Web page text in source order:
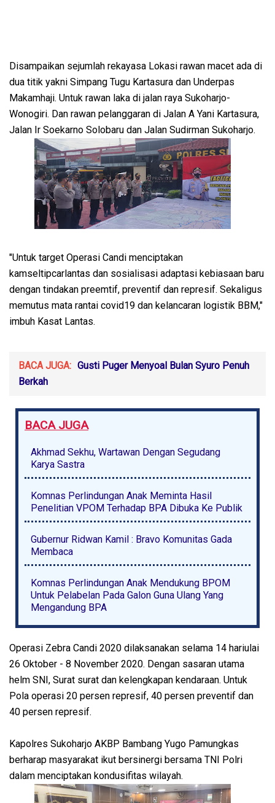
Disampaikan sejumlah rekayasa Lokasi rawan macet ada di
dua titik yakni Simpang Tugu Kartasura dan Underpas
Makamhaji. Untuk rawan laka di jalan raya Sukoharjo-
Wonogiri. Dan rawan pelanggaran di Jalan A Yani Kartasura,
Jalan Ir Soekarno Solobaru dan Jalan Sudirman Sukoharjo.
"Untuk target Operasi Candi menciptakan
kamseltipcarlantas dan sosialisasi adaptasi kebiasaan baru
dengan tindakan preemtif, preventif dan represif. Sekaligus
memutus mata rantai covid19 dan kelancaran logistik BBM,"
imbuh Kasat Lantas.
BACA JUGA: Gusti Puger Menyoal Bulan Syuro Penuh
Berkah
BACA JUGA
Akhmad Sekhu, Wartawan Dengan Segudang
Karya Sastra
Komnas Perlindungan Anak Meminta Hasil
Penelitian VPOM Terhadap BPA Dibuka Ke Publik
Gubernur Ridwan Kamil : Bravo Komunitas Gada
Membaca
Komnas Perlindungan Anak Mendukung BPOM
Untuk Pelabelan Pada Galon Guna Ulang Yang
Mengandung BPA
Operasi Zebra Candi 2020 dilaksanakan selama 14 hariulai
26 Oktober - 8 November 2020. Dengan sasaran utama
helm SNI, Surat surat dan kelengkapan kendaraan. Untuk
Pola operasi 20 persen represif, 40 persen preventif dan
40 persen represif.
Kapolres Sukoharjo AKBP Bambang Yugo Pamungkas
berharap masyarakat ikut bersinergi bersama TNI Polri
dalam menciptakan kondusifitas wilayah.